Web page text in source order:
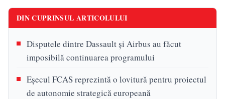
DIN CUPRINSUL ARTICOLULUI
Disputele dintre Dassault și Airbus au făcut
imposibilă continuarea programului
Eșecul FCAS reprezintă o lovitură pentru proiectul
de autonomie strategică europeană